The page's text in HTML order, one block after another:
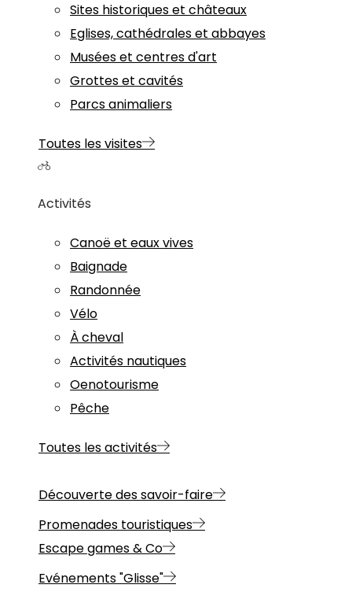
Sites historiques et châteaux
Eglises, cathédrales et abbayes
Musées et centres d'art
Grottes et cavités
Parcs animaliers
Toutes les visites
Activités
Canoë et eaux vives
Baignade
Randonnée
Vélo
À cheval
Activités nautiques
Oenotourisme
Pêche
Toutes les activités
Découverte des savoir-faire
Promenades touristiques
Escape games & Co
Evénements "Glisse"